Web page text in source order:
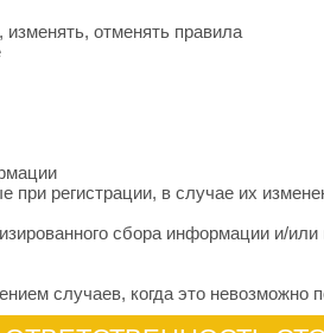
отменять правила
регистрации, в случае их
сбора информации и/
случаев, когда это